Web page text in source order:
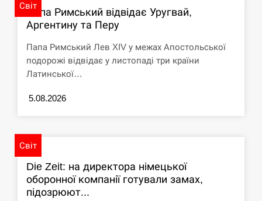
СЕРПЕНЬ
12:23
переправу, склады и другие важные объекты…
СЕРПЕНЬ
СЕРПЕНЬ
11:53
Под огнем “Эпицентр”, ROZETKA и “Новая
почта”: что известно об…
Світ
Папа Римський відвідає Уругвай,
Аргентину та Перу
Папа Римський Лев XIV у межах Апостольської
подорожі відвідає у листопаді три країни
Латинської…
5.08.2026
Світ
Die Zeit: на директора німецької
оборонної компанії готували замах,
підозрюют...